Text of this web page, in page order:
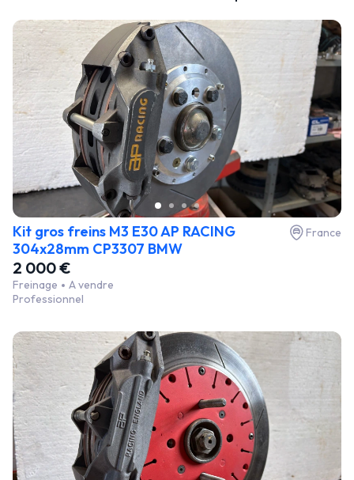
Kit gros freins M3 E30 AP RACING
304x28mm CP3307 BMW
France
2 000 €
Freinage
A vendre
Professionnel